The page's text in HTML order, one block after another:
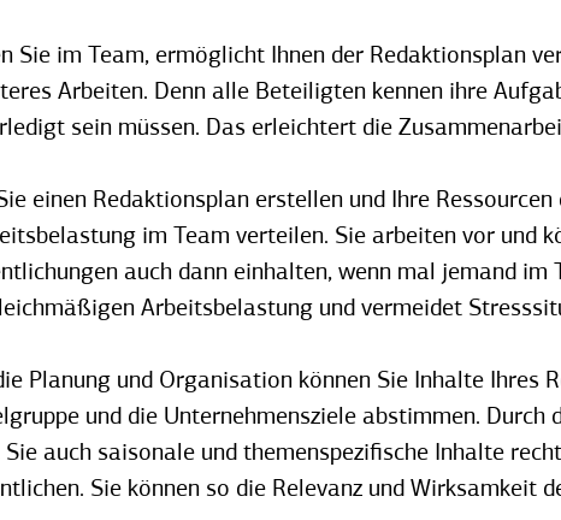
Sie im Team, ermöglicht Ihnen der Redaktionsplan
Arbeiten. Denn alle Beteiligten kennen ihre
sein müssen. Das erleichtert die
einen Redaktionsplan erstellen und Ihre
im Team verteilen. Sie arbeiten vor und
auch dann einhalten, wenn mal jemand im
Arbeitsbelastung und vermeidet
Planung und Organisation können Sie Inhalte Ihres
und die Unternehmensziele abstimmen.
Sie auch saisonale und themenspezifische Inhalte
Sie können so die Relevanz und Wirksamkeit